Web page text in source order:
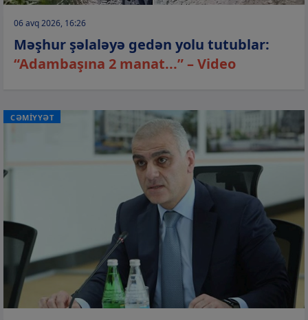
06 avq 2026, 16:26
Məşhur şəlaləyə gedən yolu tutublar:
“Adambaşına 2 manat...” – Video
CƏMİYYƏT